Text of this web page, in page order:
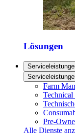
Lösungen
Farm
Technical
Pre-
Alle Dienste